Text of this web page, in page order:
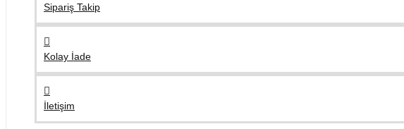
Sipariş Takip
Kolay İade
İletişim